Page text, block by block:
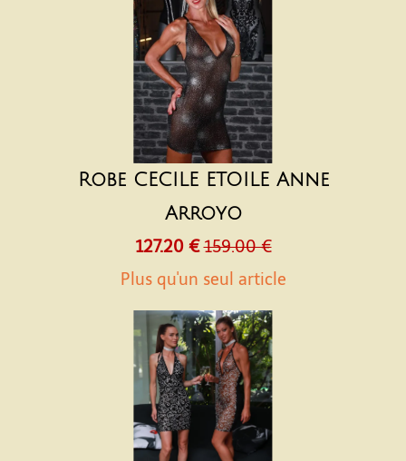
Robe CECILE ETOILE Anne
Arroyo
127.20 € 159.00 €
Plus qu'un seul article